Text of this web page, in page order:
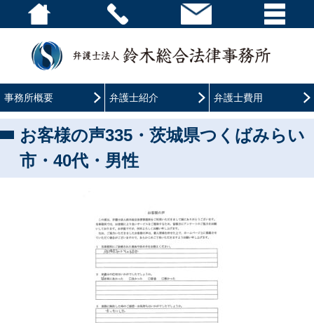
事務所概要 弁護士紹介 弁護士費用
お客様の声335・茨城県つくばみらい
市・40代・男性